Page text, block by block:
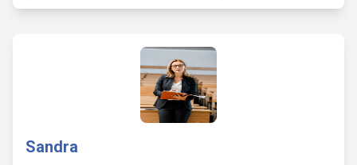
Sandra